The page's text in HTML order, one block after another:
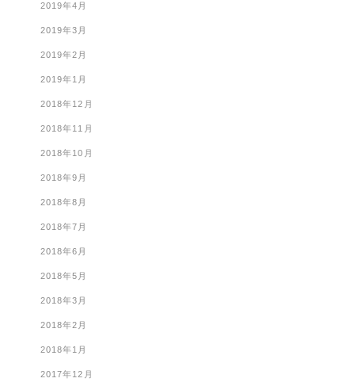
2019年4月
2019年3月
2019年2月
2019年1月
2018年12月
2018年11月
2018年10月
2018年9月
2018年8月
2018年7月
2018年6月
2018年5月
2018年3月
2018年2月
2018年1月
2017年12月